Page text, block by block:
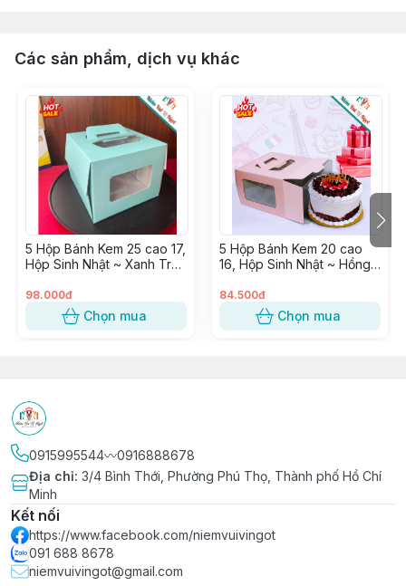
∵∵∵∵∵∵∵∵∵∵∵∵∵∵∵∵∵∵∵∵∵∵∵∵∵∵∵∵∵∵∵∵∵∵
🔰 Tư vấn & phục vụ tận tình chu đáo
🔰 Có Cửa hàng & Kho hàng cung ứng liền mạch
🔰 Phân phối Sỉ & Lẻ toàn quốc giá tận gốc
🔰 Nhập hàng trực tiếp, không qua trung gian từ các
Nhà Máy lớn uy tín
Các sản phẩm, dịch vụ khác
5 Hộp Bánh Kem 25 cao 17,
Hộp Sinh Nhật ~ Xanh Trơn
98.000đ
Chọn mua
5 Hộp Bánh Kem 20 cao
16, Hộp Sinh Nhật ~ Hồng
trắng)
84.500đ
Chọn mua
0915995544〰️0916888678
Địa chỉ: 3/4 Bình Thới, Phường Phú Thọ, Thành phố Hồ Chí
Minh
Kết nối
https://www.facebook.com/niemvuivingot
091 688 8678
niemvuivingot@gmail.com